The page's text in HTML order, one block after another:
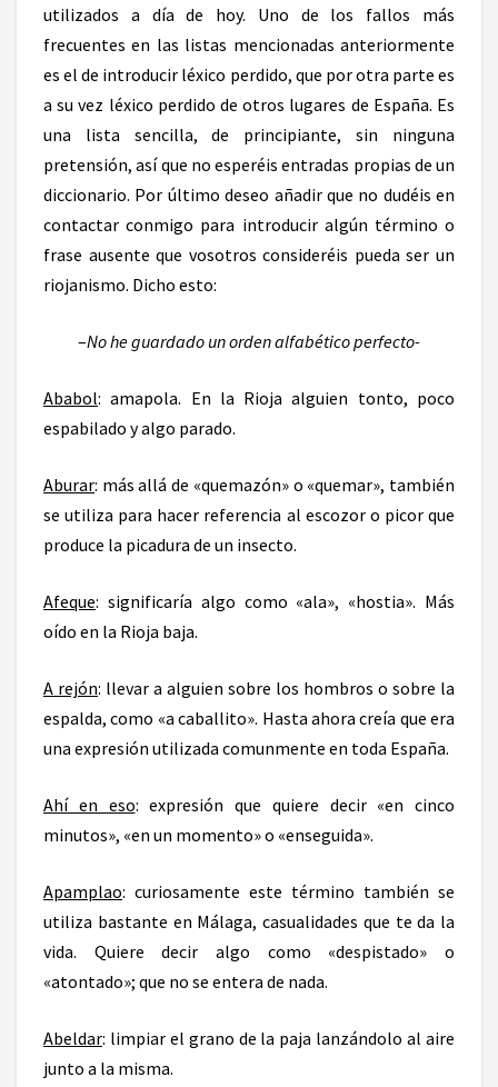
utilizados a día de hoy. Uno de los fallos más
frecuentes en las listas mencionadas anteriormente
es el de introducir léxico perdido, que por otra parte es
a su vez léxico perdido de otros lugares de España. Es
una lista sencilla, de principiante, sin ninguna
pretensión, así que no esperéis entradas propias de un
diccionario. Por último deseo añadir que no dudéis en
contactar conmigo para introducir algún término o
frase ausente que vosotros consideréis pueda ser un
riojanismo. Dicho esto:
–No he guardado un orden alfabético perfecto-
Ababol: amapola. En la Rioja alguien tonto, poco
espabilado y algo parado.
Aburar: más allá de «quemazón» o «quemar», también
se utiliza para hacer referencia al escozor o picor que
produce la picadura de un insecto.
Afeque: significaría algo como «ala», «hostia». Más
oído en la Rioja baja.
A rejón: llevar a alguien sobre los hombros o sobre la
espalda, como «a caballito». Hasta ahora creía que era
una expresión utilizada comunmente en toda España.
Ahí en eso: expresión que quiere decir «en cinco
minutos», «en un momento» o «enseguida».
Apamplao: curiosamente este término también se
utiliza bastante en Málaga, casualidades que te da la
vida. Quiere decir algo como «despistado» o
«atontado»; que no se entera de nada.
Abeldar: limpiar el grano de la paja lanzándolo al aire
junto a la misma.